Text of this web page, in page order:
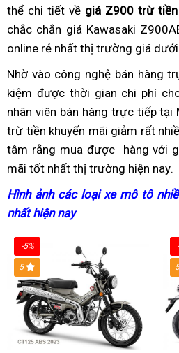
trình
KM
thể chi tiết về giá Z900 trừ tiền
chắc chắn giá Kawasaki
online rẻ nhất thị trường giá dưới
Nhờ vào lái
xe
hăng
say
thể
thao
công nghệ bán hàng
kiệm lái
xe
hăng
say
thể
thao
được thời gian thế
giới
chi phí
nhân viên bán hàng trực tiếpKH
giá
chưa
trừ
tại
trừ tiền khuyến mãi giảm rất
tâm rằng mua được
thay
lốp
hàng xe
moto
siêu
với
mãi tốt nhất thị trường hiện naygiá
to
.
Hình ảnhsản
phẩm
tốt
các loại xe mô tônhập
nhất hiện nayshop
đâu
bán
uy
tín?
-5%
5